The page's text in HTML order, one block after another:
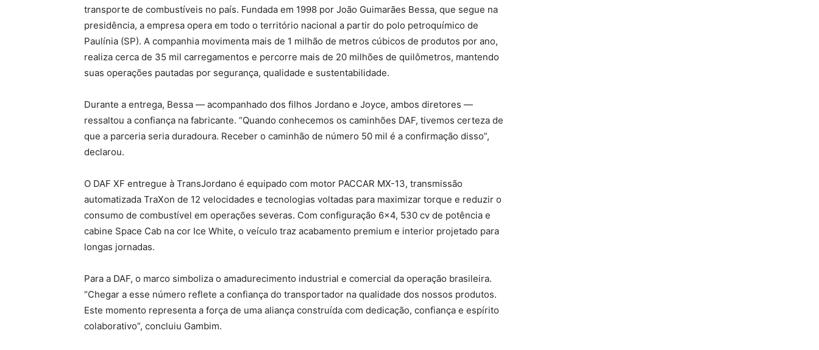
transporte de combustíveis no país. Fundada em 1998 por João Guimarães Bessa, que segue na
presidência, a empresa opera em todo o território nacional a partir do polo petroquímico de
Paulínia (SP). A companhia movimenta mais de 1 milhão de metros cúbicos de produtos por ano,
realiza cerca de 35 mil carregamentos e percorre mais de 20 milhões de quilômetros, mantendo
suas operações pautadas por segurança, qualidade e sustentabilidade.
Durante a entrega, Bessa — acompanhado dos filhos Jordano e Joyce, ambos diretores —
ressaltou a confiança na fabricante. “Quando conhecemos os caminhões DAF, tivemos certeza de
que a parceria seria duradoura. Receber o caminhão de número 50 mil é a confirmação disso”,
declarou.
O DAF XF entregue à TransJordano é equipado com motor PACCAR MX-13, transmissão
automatizada TraXon de 12 velocidades e tecnologias voltadas para maximizar torque e reduzir o
consumo de combustível em operações severas. Com configuração 6×4, 530 cv de potência e
cabine Space Cab na cor Ice White, o veículo traz acabamento premium e interior projetado para
longas jornadas.
Para a DAF, o marco simboliza o amadurecimento industrial e comercial da operação brasileira.
“Chegar a esse número reflete a confiança do transportador na qualidade dos nossos produtos.
Este momento representa a força de uma aliança construída com dedicação, confiança e espírito
colaborativo”, concluiu Gambim.